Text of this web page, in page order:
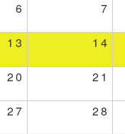
6 7
13 14
20 21
27 28